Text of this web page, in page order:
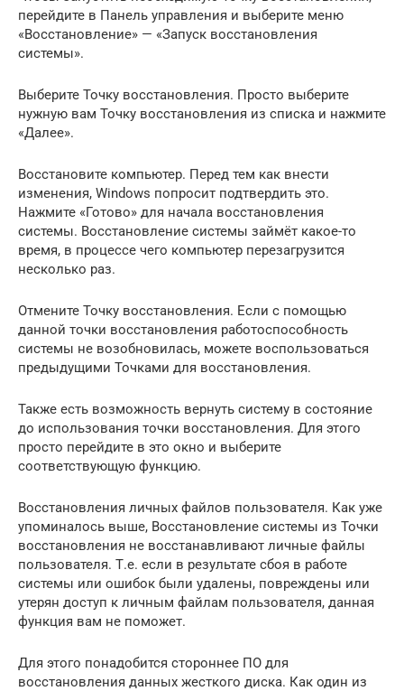
перейдите в Панель управления и выберите меню
«Восстановление» — «Запуск восстановления
системы».
Выберите Точку восстановления. Просто выберите
нужную вам Точку восстановления из списка и нажмите
«Далее».
Восстановите компьютер. Перед тем как внести
изменения, Windows попросит подтвердить это.
Нажмите «Готово» для начала восстановления
системы. Восстановление системы займёт какое-то
время, в процессе чего компьютер перезагрузится
несколько раз.
Отмените Точку восстановления. Если с помощью
данной точки восстановления работоспособность
системы не возобновилась, можете воспользоваться
предыдущими Точками для восстановления.
Также есть возможность вернуть систему в состояние
до использования точки восстановления. Для этого
просто перейдите в это окно и выберите
соответствующую функцию.
Восстановления личных файлов пользователя. Как уже
упоминалось выше, Восстановление системы из Точки
восстановления не восстанавливают личные файлы
пользователя. Т.е. если в результате сбоя в работе
системы или ошибок были удалены, повреждены или
утерян доступ к личным файлам пользователя, данная
функция вам не поможет.
Для этого понадобится стороннее ПО для
восстановления данных жесткого диска. Как один из